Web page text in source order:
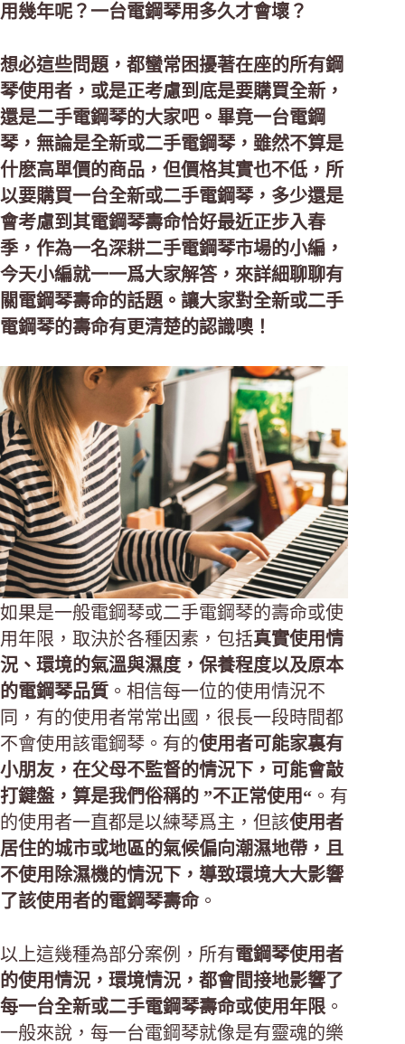
用幾年呢？一台電鋼琴用多久才會壞？
想必這些問題，都蠻常困擾著在座的所有鋼
琴使用者，或是正考慮到底是要購買全新，
還是二手電鋼琴的大家吧。畢竟一台電鋼
琴，無論是全新或二手電鋼琴，雖然不算是
什麽高單價的商品，但價格其實也不低，所
以要購買一台全新或二手電鋼琴，多少還是
會考慮到其電鋼琴壽命恰好最近正步入春
季，作為一名深耕二手電鋼琴市場的小編，
今天小編就一一爲大家解答，來詳細聊聊有
關電鋼琴壽命的話題。讓大家對全新或二手
電鋼琴的壽命有更清楚的認識噢！
如果是一般電鋼琴或二手電鋼琴的壽命或使
用年限，取決於各種因素，包括真實使用情
況、環境的氣溫與濕度，保養程度以及原本
的電鋼琴品質 。相信每一位的使用情況不
同，有的使用者常常出國，很長一段時間都
不會使用該電鋼琴。有的使用者可能家裏有
小朋友，在父母不監督的情況下，可能會敲
打鍵盤，算是我們俗稱的 ”不正常使用“ 。有
的使用者一直都是以練琴爲主，但該使用者
居住的城市或地區的氣候偏向潮濕地帶，且
不使用除濕機的情況下，導致環境大大影響
了該使用者的電鋼琴壽命。
以上這幾種為部分案例，所有電鋼琴使用者
的使用情況，環境情況，都會間接地影響了
每一台全新或二手電鋼琴壽命或使用年限 。
一般來說，每一台電鋼琴就像是有靈魂的樂